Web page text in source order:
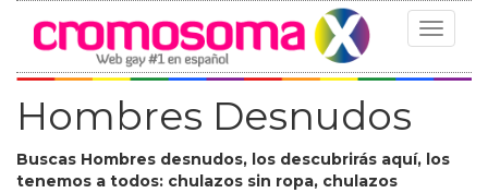
Toggle
Hombres Desnudos
Buscas Hombres desnudos, los descubrirás aquí, los
tenemos a todos: chulazos sin ropa, chulazos